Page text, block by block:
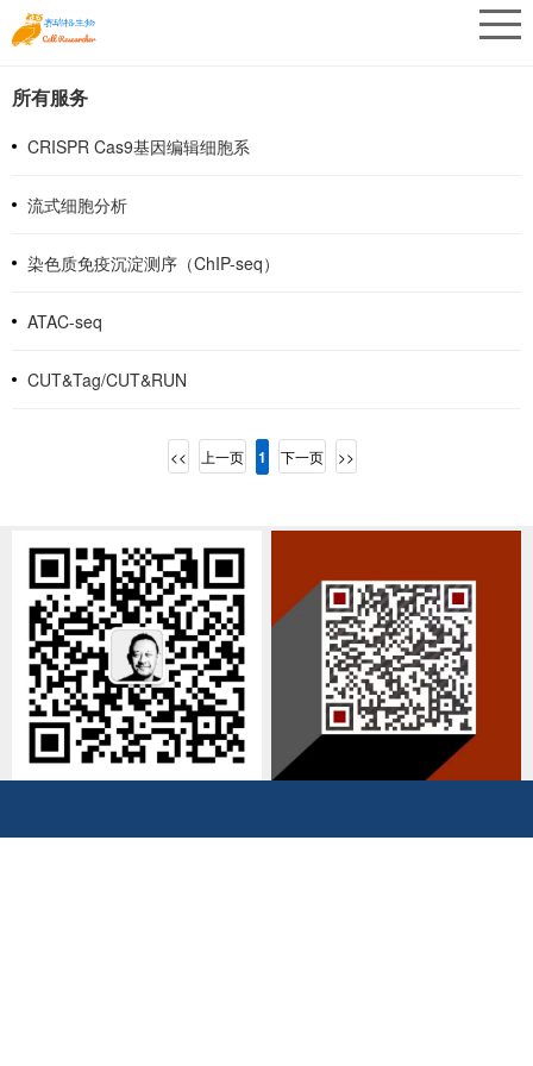
所有服务
CRISPR Cas9基因编辑细胞系
流式细胞分析
染色质免疫沉淀测序（ChIP-seq）
ATAC-seq
CUT&Tag/CUT&RUN
<< 上一页 1 下一页 >>